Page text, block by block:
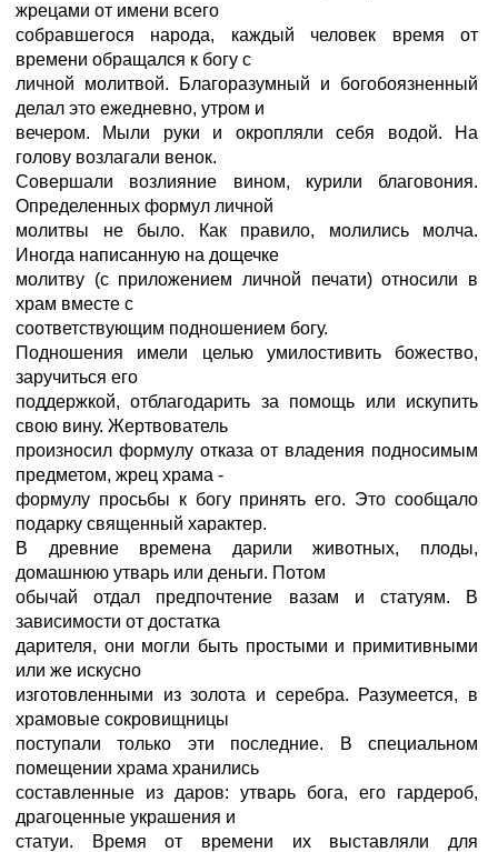
жрецами от имени всего
собравшегося народа, каждый человек время от
времени обращался к богу с
личной молитвой. Благоразумный и богобоязненный
делал это ежедневно, утром и
вечером. Мыли руки и окропляли себя водой. На
голову возлагали венок.
Совершали возлияние вином, курили благовония.
Определенных формул личной
молитвы не было. Как правило, молились молча.
Иногда написанную на дощечке
молитву (с приложением личной печати) относили в
храм вместе с
соответствующим подношением богу.
Подношения имели целью умилостивить божество,
заручиться его
поддержкой, отблагодарить за помощь или искупить
свою вину. Жертвователь
произносил формулу отказа от владения подносимым
предметом, жрец храма -
формулу просьбы к богу принять его. Это сообщало
подарку священный характер.
В древние времена дарили животных, плоды,
домашнюю утварь или деньги. Потом
обычай отдал предпочтение вазам и статуям. В
зависимости от достатка
дарителя, они могли быть простыми и примитивными
или же искусно
изготовленными из золота и серебра. Разумеется, в
храмовые сокровищницы
поступали только эти последние. В специальном
помещении храма хранились
составленные из даров: утварь бога, его гардероб,
драгоценные украшения и
статуи. Время от времени их выставляли для